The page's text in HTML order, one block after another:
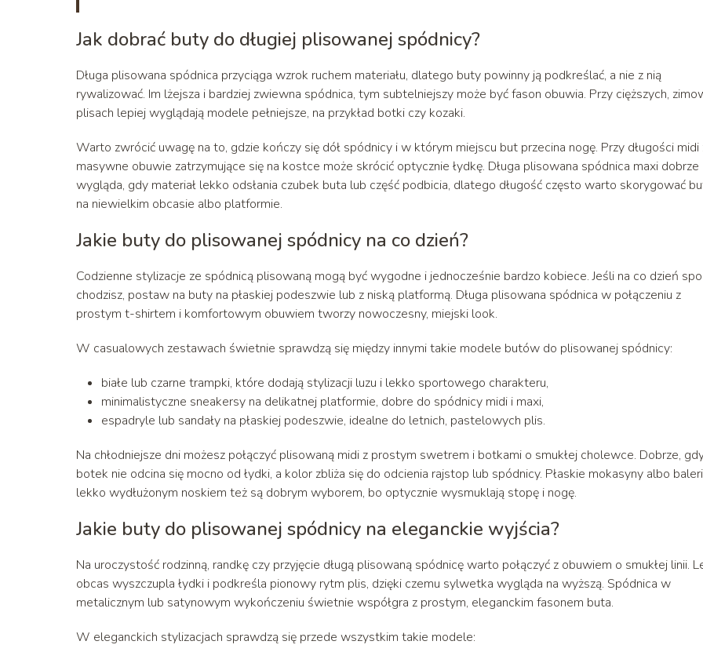
Jak dobrać buty do długiej plisowanej spódnicy?
Długa plisowana spódnica przyciąga wzrok ruchem materiału, dlatego buty powinny ją podkreślać, a nie z nią
rywalizować. Im lżejsza i bardziej zwiewna spódnica, tym subtelniejszy może być fason obuwia. Przy cięższych,
plisach lepiej wyglądają modele pełniejsze, na przykład botki czy kozaki.
Warto zwrócić uwagę na to, gdzie kończy się dół spódnicy i w którym miejscu but przecina nogę. Przy długości
masywne obuwie zatrzymujące się na kostce może skrócić optycznie łydkę. Długa plisowana spódnica maxi dobrze
wygląda, gdy materiał lekko odsłania czubek buta lub część podbicia, dlatego długość często warto skorygować
na niewielkim obcasie albo platformie.
Jakie buty do plisowanej spódnicy na co dzień?
Codzienne stylizacje ze spódnicą plisowaną mogą być wygodne i jednocześnie bardzo kobiece. Jeśli na co dzień
chodzisz, postaw na buty na płaskiej podeszwie lub z niską platformą. Długa plisowana spódnica w połączeniu z
prostym t-shirtem i komfortowym obuwiem tworzy nowoczesny, miejski look.
W casualowych zestawach świetnie sprawdzą się między innymi takie modele butów do plisowanej spódnicy:
białe lub czarne trampki, które dodają stylizacji luzu i lekko sportowego charakteru,
minimalistyczne sneakersy na delikatnej platformie, dobre do spódnicy midi i maxi,
espadryle lub sandały na płaskiej podeszwie, idealne do letnich, pastelowych plis.
Na chłodniejsze dni możesz połączyć plisowaną midi z prostym swetrem i botkami o smukłej cholewce. Dobrze,
botek nie odcina się mocno od łydki, a kolor zbliża się do odcienia rajstop lub spódnicy. Płaskie mokasyny albo
lekko wydłużonym noskiem też są dobrym wyborem, bo optycznie wysmuklają stopę i nogę.
Jakie buty do plisowanej spódnicy na eleganckie wyjścia?
Na uroczystość rodzinną, randkę czy przyjęcie długą plisowaną spódnicę warto połączyć z obuwiem o smukłej linii.
obcas wyszczupla łydki i podkreśla pionowy rytm plis, dzięki czemu sylwetka wygląda na wyższą. Spódnica w
metalicznym lub satynowym wykończeniu świetnie współgra z prostym, eleganckim fasonem buta.
W eleganckich stylizacjach sprawdzą się przede wszystkim takie modele: